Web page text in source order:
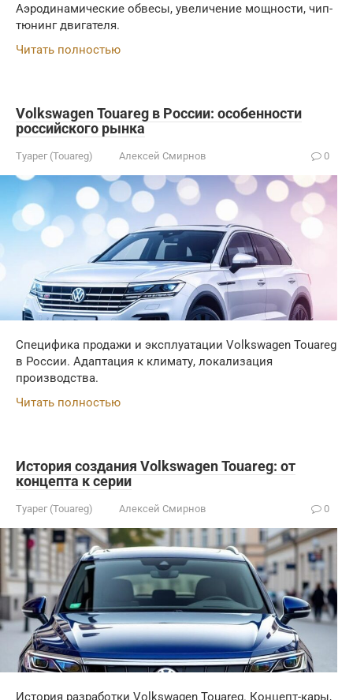
Аэродинамические обвесы, увеличение мощности, чип-
тюнинг двигателя.
Читать полностью
Volkswagen Touareg в России: особенности
российского рынка
Туарег (Touareg) Алексей Смирнов 0
Специфика продажи и эксплуатации Volkswagen Touareg
в России. Адаптация к климату, локализация
производства.
Читать полностью
История создания Volkswagen Touareg: от
концепта к серии
Туарег (Touareg) Алексей Смирнов 0
История разработки Volkswagen Touareg. Концепт-кары,